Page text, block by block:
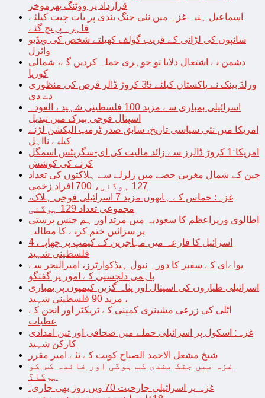
قرارداد پر ووٹنگ پھرموخر
اسماعیل ہنیہ غزہ میں نئی جنگ بندی پر بات چیت کیلئے
قاہرہ پہنچ گئے
سانپوں کی لڑائی کے قریب گولف کھیلتے شخص کی ویڈیو
وائرل
دشمن نے اشتعال دلایا تو جوہری حملہ کردیں گے، شمالی
کوریا
ورلڈ بینک نے پاکستان کیلئے 35 کروڑ ڈالر قرض کی منظوری
دے دی
اسرائیلی بمباری سے مزید 100 فلسطینی شہید ، العودہ
اسپتال فوجی بیرک میں تبدیل
امریکا میں نئی سیاسی تاریخ، سابق صدر ٹرمپ الیکشن لڑنے
کیلیے نااہل
امریکا:1 کروڑ ڈالرز سے زائد مالیت کی ای-سگریٹس اسمگل
کرنے کی کوشش
چین کے شمال مغربی حصے میں زلزلے سے ہلاکتوں کی تعداد
127 ہوگئی، 700 افراد زخمی
غزہ؛ حماس کے ہاتھوں مزید 7 اسرائیلی فوجی ہلاک،
مجموعی تعداد 129 ہوگئی
اطالوی وزیراعظم کا سعودیہ میں مرتد اور ہم جنس پرستی
پر سزائیں ختم کرنے کا مطالبہ
اسرائیل کا فارعہ میں مہاجرین کے کیمپ پر چھاپہ، 4
فلسطینی شہید
یواےای کے سفیر کا دورہ نیول ہیڈکوارٹرز، امیرالبحر سے
باہمی دلچسپی کے امور پر گفتگو
اسرائیلی طیاروں کی اسپتال اور پناہ گزین کیمپوں پر بمباری
، مزید 90 فلسطینی شہید
اٹلی کی زرعی مشینری کمپنی کے ٹریکٹر اور انجن کے
عطیات
غزہ: اسکول پر اسرائیلی حملے میں صحافی اور تین امدادی
کارکن شہید
شیخ مشعل الاحمد الصباح کویت کے نئے امیر مقرر
غزہ میں جنگ بندی کب ہوگی اور فائدہ کس کو
ہوگا؟
غزہ پر اسرائیلی جارحیت 70 ویں روز بھی جاری: